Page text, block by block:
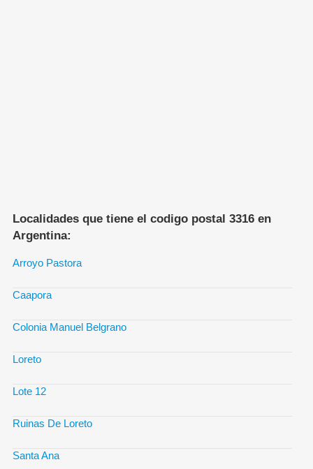
Localidades que tiene el codigo postal 3316 en
Argentina:
Arroyo Pastora
Caapora
Colonia Manuel Belgrano
Loreto
Lote 12
Ruinas De Loreto
Santa Ana